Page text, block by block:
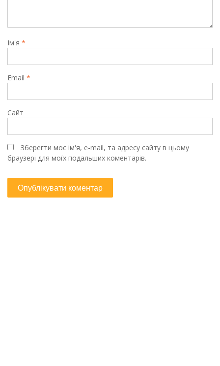
Ім'я *
Email *
Сайт
Зберегти моє ім'я, e-mail, та адресу сайту в цьому
браузері для моїх подальших коментарів.